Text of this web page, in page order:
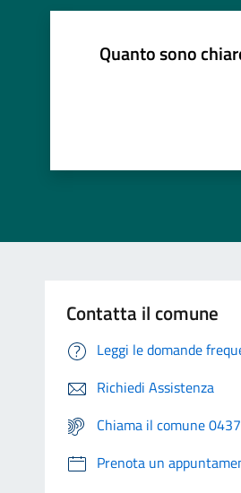
Quanto sono
Contatta il comune
Leggi le domande
Richiedi Assistenza
Chiama il comune
Prenota un